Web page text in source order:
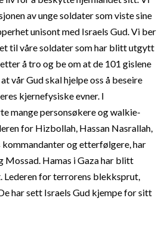
av unge soldater som viste sine
unisont med Israels Gud. Vi ber
til våre soldater som har blitt utgytt
å tro og be om at de 101 gislene
vår Gud skal hjelpe oss å beseire
kjernefysiske evner. I
mange personsøkere og walkie-
for Hizbollah, Hassan Nasrallah,
kommandanter og etterfølgere, har
Mossad. Hamas i Gaza har blitt
Lederen for terrorens blekksprut,
har sett Israels Gud kjempe for sitt